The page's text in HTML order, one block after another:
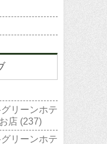
リーンホテ
店 (237)
リーンホテ